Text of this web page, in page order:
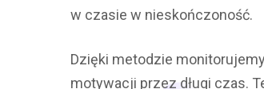
w czasie w nieskończoność.
Dzięki metodzie
motywacji przez długi czas.